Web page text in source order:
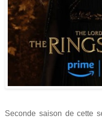
Seconde saison de cette